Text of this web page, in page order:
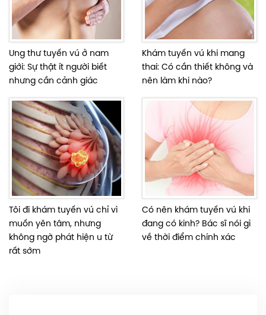
Ung thư tuyến vú ở nam
giới: Sự thật ít người biết
nhưng cần cảnh giác
Khám tuyến vú khi mang
thai: Có cần thiết không và
nên làm khi nào?
Tôi đi khám tuyến vú chỉ vì
muốn yên tâm, nhưng
không ngờ phát hiện u từ
rất sớm
Có nên khám tuyến vú khi
đang có kinh? Bác sĩ nói gì
về thời điểm chính xác